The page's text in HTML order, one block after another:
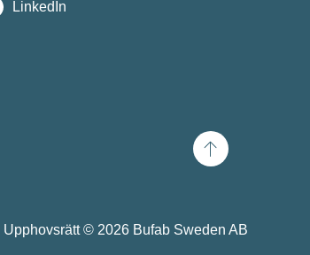
LinkedIn
Scroll
Upphovsrätt © 2026 Bufab Sweden AB